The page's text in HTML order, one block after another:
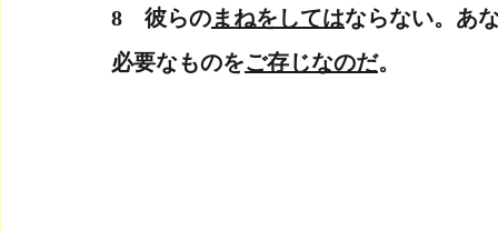
8　彼らのまねをしてはならない。あ
必要なものをご存じなのだ。